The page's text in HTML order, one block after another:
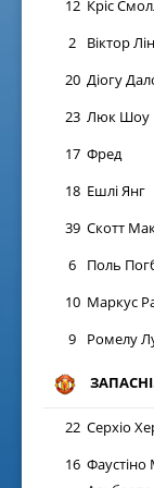
12 Кріс
2
Віктор
20 Діогу
23 Люк Шоу
17 Фред
18 Ешлі Янг
39 Скотт
6
Поль
10 Маркус
9
Ромелу
22 Серхіо
16